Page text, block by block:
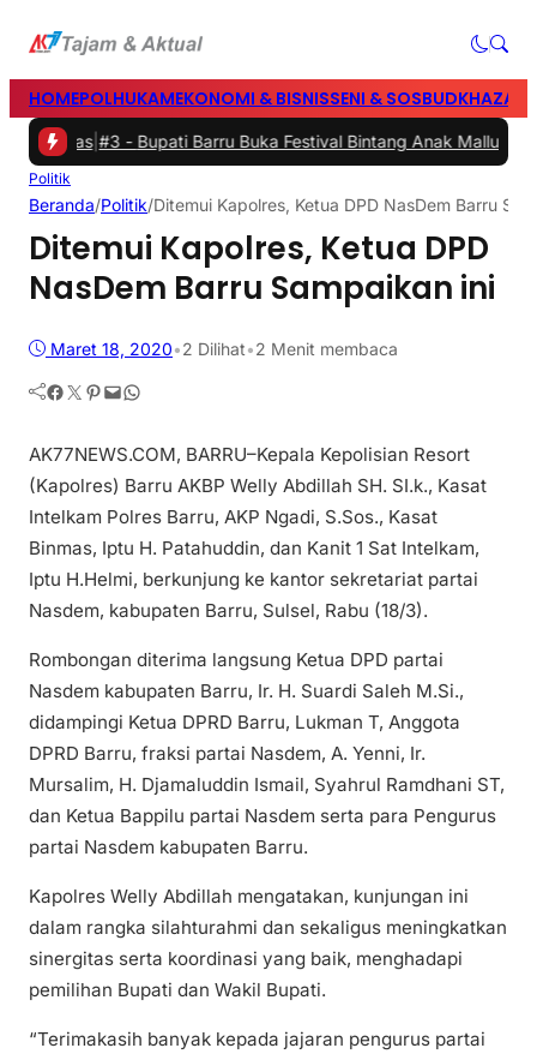
HOMEPOLHUKAMEKONOMI & BISNISSENI & SOSBUD
| #3 -Bupati Barru Buka Festival Bintang Anak Mallusetasi,
Politik
Beranda/Politik/Ditemui Kapolres, Ketua DPD NasDem Barru
Ditemui Kapolres, Ketua DPD
NasDem Barru Sampaikan ini
Maret 18, 2020•2 Dilihat•2 Menit membaca
Facebook Twitter Pinterest Mail WhatsApp
AK77NEWS.COM, BARRU–Kepala Kepolisian Resort
(Kapolres) Barru AKBP Welly Abdillah SH. SI.k., Kasat
Intelkam Polres Barru, AKP Ngadi, S.Sos., Kasat
Binmas, Iptu H. Patahuddin, dan Kanit 1 Sat Intelkam,
Iptu H.Helmi, berkunjung ke kantor sekretariat partai
Nasdem, kabupaten Barru, Sulsel, Rabu (18/3).
Rombongan diterima langsung Ketua DPD partai
Nasdem kabupaten Barru, Ir. H. Suardi Saleh M.Si.,
didampingi Ketua DPRD Barru, Lukman T, Anggota
DPRD Barru, fraksi partai Nasdem, A. Yenni, Ir.
Mursalim, H. Djamaluddin Ismail, Syahrul Ramdhani ST,
dan Ketua Bappilu partai Nasdem serta para Pengurus
partai Nasdem kabupaten Barru.
Kapolres Welly Abdillah mengatakan, kunjungan ini
dalam rangka silahturahmi dan sekaligus meningkatkan
sinergitas serta koordinasi yang baik, menghadapi
pemilihan Bupati dan Wakil Bupati.
“Terimakasih banyak kepada jajaran pengurus partai